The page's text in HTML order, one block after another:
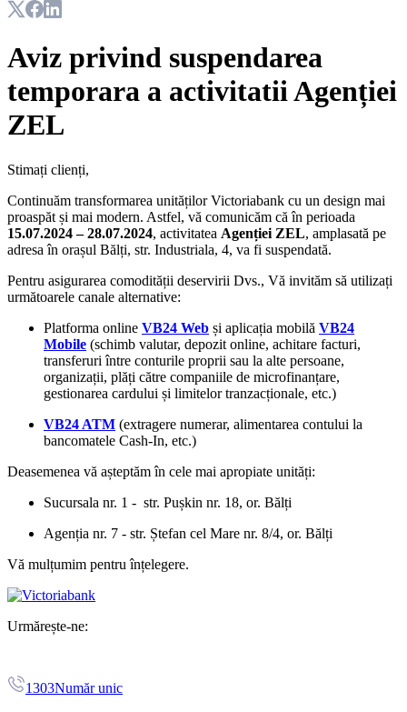
Aviz privind suspendarea
temporara a activitatii Agenției
ZEL
Stimați clienți,
Continuăm transformarea unităților Victoriabank cu un design mai
proaspăt și mai modern. Astfel, vă comunicăm că în perioada
15.07.2024 – 28.07.2024, activitatea Agenției ZEL, amplasată pe
adresa în orașul Bălți, str. Industriala, 4, va fi suspendată.
Pentru asigurarea comodității deservirii Dvs., Vă invităm să utilizați
următoarele canale alternative:
Platforma online VB24 Web și aplicația mobilă VB24
Mobile (schimb valutar, depozit online, achitare facturi,
transferuri între conturile proprii sau la alte persoane,
organizații, plăți către companiile de microfinanțare,
gestionarea cardului și limitelor tranzacționale, etc.)
VB24 ATM (extragere numerar, alimentarea contului la
bancomatele Cash-In, etc.)
Deasemenea vă așteptăm în cele mai apropiate unități:
Sucursala nr. 1 - str. Pușkin nr. 18, or. Bălți
Agenția nr. 7 - str. Ștefan cel Mare nr. 8/4, or. Bălți
Vă mulțumim pentru înțelegere.
Urmărește-ne:
1303Număr unic